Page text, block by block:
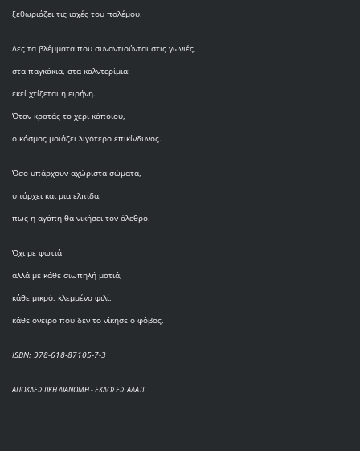
ξεθωριάζει τις ιαχές του πολέμου.
Δες τα βλέμματα που συναντιούνται στις γωνιές,
στα παγκάκια, στα καλντερίμια:
εκεί χτίζεται η ειρήνη.
Όταν κρατάς το χέρι κάποιου,
ο κόσμος μοιάζει λιγότερο επικίνδυνος.
Όσο υπάρχουν αχώριστα σώματα,
υπάρχει και μια ελπίδα:
πως η αγάπη θα νικήσει τον όλεθρο.
Όχι με φωτιά
αλλά με κάθε σιωπηλή ματιά,
κάθε μικρό, κλεμμένο φιλί,
κάθε όνειρο που δεν το νίκησε ο φόβος.
ISBN: 978-618-87105-7-3
ΑΠΟΚΛΕΙΣΤΙΚΗ ΔΙΑΝΟΜΗ - ΕΚΔΟΣΕΙΣ ΑΛΑΤΙ